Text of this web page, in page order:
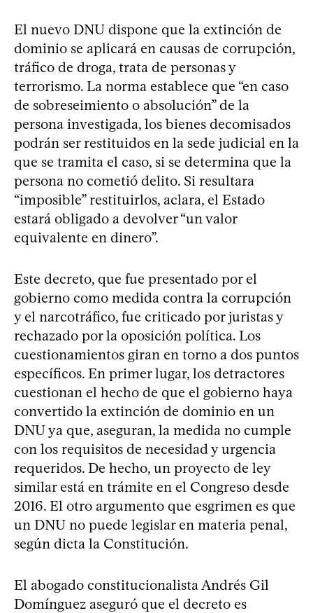
El nuevo DNU dispone que la extinción de
dominio se aplicará en causas de corrupción,
tráfico de droga, trata de personas y
terrorismo. La norma establece que “en caso
de sobreseimiento o absolución” de la
persona investigada, los bienes decomisados
podrán ser restituidos en la sede judicial en la
que se tramita el caso, si se determina que la
persona no cometió delito. Si resultara
“imposible” restituirlos, aclara, el Estado
estará obligado a devolver “un valor
equivalente en dinero”.
Este decreto, que fue presentado por el
gobierno como medida contra la corrupción
y el narcotráfico, fue criticado por juristas y
rechazado por la oposición política. Los
cuestionamientos giran en torno a dos puntos
específicos. En primer lugar, los detractores
cuestionan el hecho de que el gobierno haya
convertido la extinción de dominio en un
DNU ya que, aseguran, la medida no cumple
con los requisitos de necesidad y urgencia
requeridos. De hecho, un proyecto de ley
similar está en trámite en el Congreso desde
2016. El otro argumento que esgrimen es que
un DNU no puede legislar en materia penal,
según dicta la Constitución.
El abogado constitucionalista Andrés Gil
Domínguez aseguró que el decreto es